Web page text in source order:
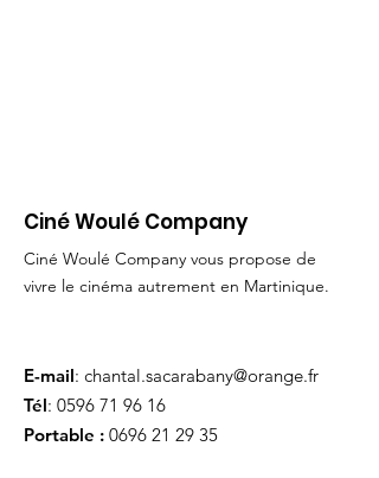
Ciné Woulé Company
Ciné Woulé Company vous propose de
vivre le cinéma autrement en Martinique.
E-mail: chantal.sacarabany@orange.fr
Tél: 0596 71 96 16
Portable : 0696 21 29 35